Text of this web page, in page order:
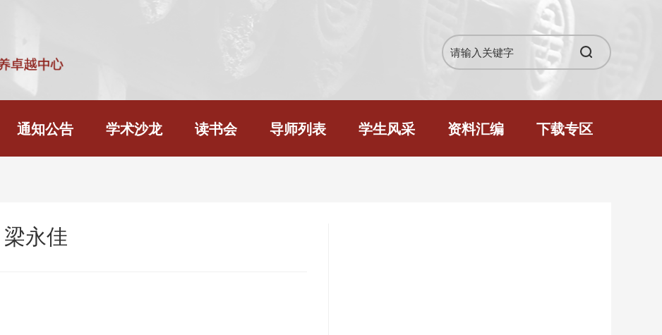
通知公告 学术沙龙 读书会 导师列表 学生风采 资料汇编 下载专区
永佳